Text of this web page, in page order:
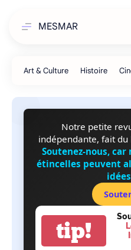
MESMAR
Notre petite
indépendante, fait du
Soutenez-nous,
étincelles peuvent
tip!